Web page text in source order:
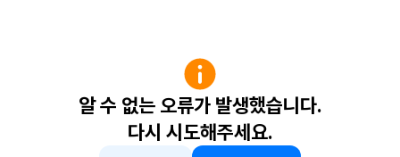
알 수 없는 오류가 발생했습니다.
다시 시도해주세요.